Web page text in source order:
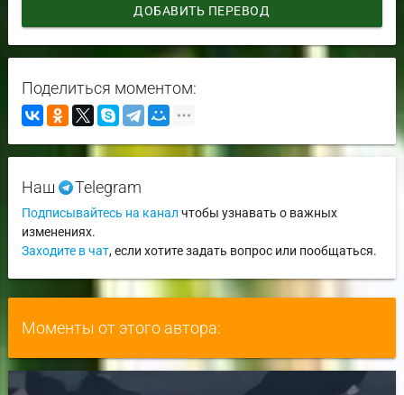
ДОБАВИТЬ ПЕРЕВОД
Поделиться моментом:
Наш Telegram
Подписывайтесь на канал чтобы узнавать о важных
изменениях.
Заходите в чат, если хотите задать вопрос или пообщаться.
Моменты от этого автора: